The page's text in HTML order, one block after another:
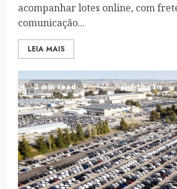
acompanhar lotes online, com
comunicação...
LEIA MAIS
2 min read